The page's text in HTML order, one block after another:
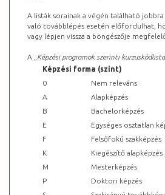
A listák sorainak a végén található
való továbblépés esetén előfordulhat,
vagy lépjen vissza a böngészője
A „ Képzési programok szerinti kurzuskódlista
Képzési forma (szint)
0
Nem releváns
A
Alapképzés
B
Bachelorképzés
E
Egységes osztatlan
F
Felsőfokú szakképzés
K
Kiegészítő alapképzés
M
Mesterképzés
P
Doktori képzés